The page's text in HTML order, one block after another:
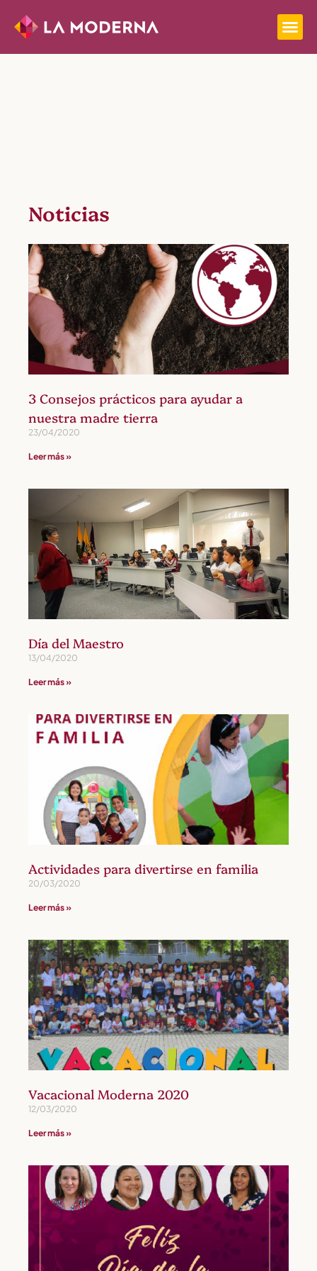
Noticias
3 Consejos prácticos para ayudar a
nuestra madre tierra
23/04/2020
Leer más »
Día del Maestro
13/04/2020
Leer más »
Actividades para divertirse en familia
20/03/2020
Leer más »
Vacacional Moderna 2020
12/03/2020
Leer más »